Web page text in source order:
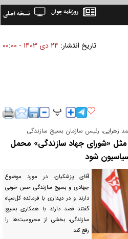
نسخه اصلی روزنامه جوان
تاریخ انتشار: ۲۴ دی ۱۴۰۳ - ۰۰:۰۰
زهرایی، رئیس سازمان بسیج سازندگی‌
«شورای جهاد سازندگی» محمل
شود
آقای پزشکیان، در مورد موضوع
جهادی و بسیج سازندگی حس خوبی
دارند و در دیداری با فرمانده کل‌سپاه
گفتند قصد دارند با همکاری بسیج
سازندگی، بخشی از محرومیت‌ها را
رفع کند